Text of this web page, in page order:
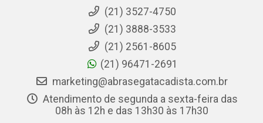
(21) 3527-4750
(21) 3888-3533
(21) 2561-8605
(21) 96471-2691
marketing@abrasegatacadista.com.br
Atendimento de segunda a sexta-feira das
08h às 12h e das 13h30 às 17h30